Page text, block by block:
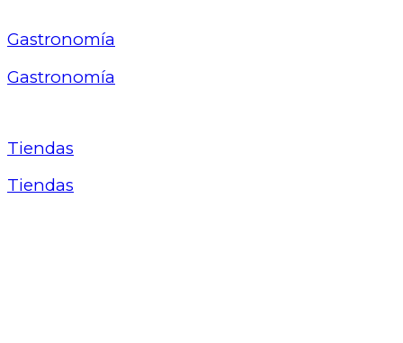
Gastronomía
Gastronomía
Tiendas
Tiendas